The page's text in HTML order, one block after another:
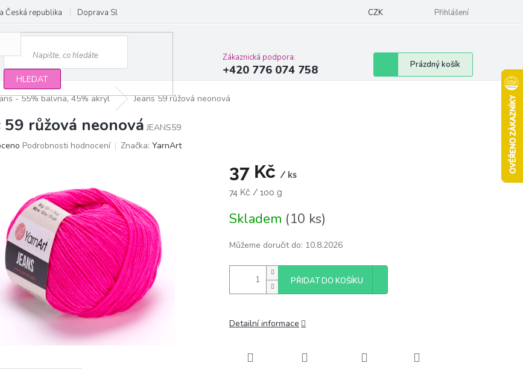
Česká republika Doprava Slovensko a EU Podmínky ochrany osobních údajů Moje objednávka
CZK Přihlášení
HLEDAT
Zákaznická podpora:
+420 776 074 758
Nákupní
košík
Prázdný košík
- 55% balvna, 45% akryl Jeans 59 růžová neonová
59 růžová neonová JEANS59
Podrobnosti hodnocení Značka: YarnArt
37 Kč / ks
Měrná
74 Kč / 100 g
Skladem (10 ks)
Můžeme doručit do: 10.8.2026
PŘIDAT DO KOŠÍKU
Detailní informace